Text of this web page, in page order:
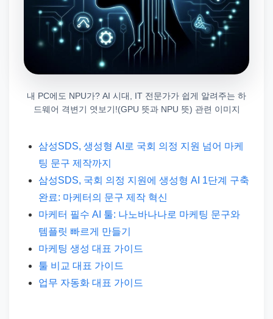
내 PC에도 NPU가? AI 시대, IT 전문가가 쉽게 알려주는 하
드웨어 격변기 엿보기!(GPU 뜻과 NPU 뜻) 관련 이미지
삼성SDS, 생성형 AI로 국회 의정 지원 넘어 마케
팅 문구 제작까지
삼성SDS, 국회 의정 지원에 생성형 AI 1단계 구축
완료: 마케터의 문구 제작 혁신
마케터 필수 AI 툴: 나노바나나로 마케팅 문구와
템플릿 빠르게 만들기
마케팅 생성 대표 가이드
툴 비교 대표 가이드
업무 자동화 대표 가이드